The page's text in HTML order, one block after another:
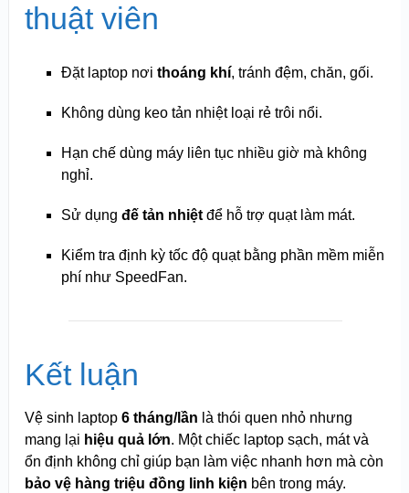
thuật viên
Đặt laptop nơi thoáng khí, tránh đệm, chăn, gối.
Không dùng keo tản nhiệt loại rẻ trôi nổi.
Hạn chế dùng máy liên tục nhiều giờ mà không
nghỉ.
Sử dụng đế tản nhiệtđể hỗ trợ quạt làm mát.
Kiểm tra định kỳ tốc độ quạt bằng phần mềm miễn
phí như SpeedFan.
Kết luận
Vệ sinh laptop 6 tháng/lần là thói quen nhỏ nhưng
mang lại hiệu quả lớn. Một chiếc laptop sạch, mát và
ổn định không chỉ giúp bạn làm việc nhanh hơn mà còn
bảo vệ hàng triệu đồng linh kiện bên trong máy.